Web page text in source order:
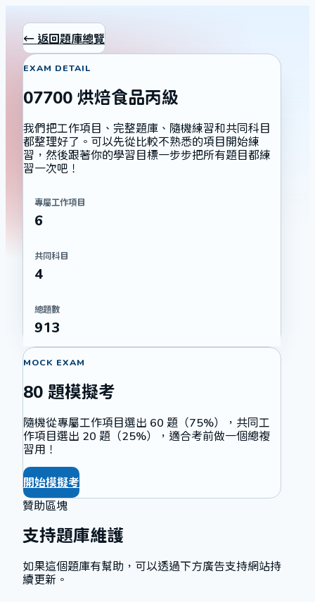
← 返回題庫總覽
EXAM DETAIL
07700 烘焙食品丙級
我們把工作項目、完整題庫、隨機練習和共同科目
都整理好了。可以先從比較不熟悉的項目開始練
習，然後跟著你的學習目標一步步把所有題目都練
習一次吧！
專屬工作項目
6
共同科目
4
總題數
913
MOCK EXAM
80 題模擬考
隨機從專屬工作項目選出 60 題（75%），共同工
作項目選出 20 題（25%），適合考前做一個總複
習用！
開始模擬考
贊助區塊
支持題庫維護
如果這個題庫有幫助，可以透過下方廣告支持網站持
續更新。